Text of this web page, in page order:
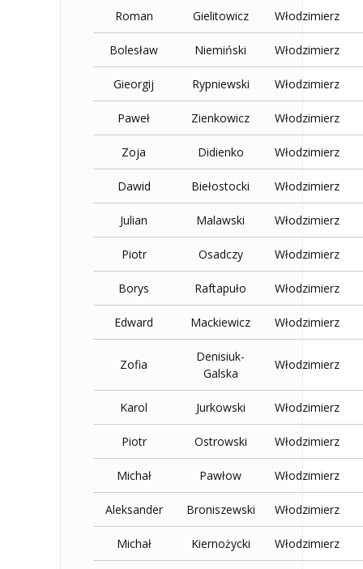
Roman Gielitowicz Włodzimierz
Bolesław Niemiński Włodzimierz
Gieorgij Rypniewski Włodzimierz
Paweł Zienkowicz Włodzimierz
Zoja Didienko Włodzimierz
Dawid Biełostocki Włodzimierz
Julian Malawski Włodzimierz
Piotr Osadczy Włodzimierz
Borys Raftapuło Włodzimierz
Edward Mackiewicz Włodzimierz
Zofia
Denisiuk-
Galska
Włodzimierz
Karol Jurkowski Włodzimierz
Piotr Ostrowski Włodzimierz
Michał Pawłow Włodzimierz
Aleksander Broniszewski Włodzimierz
Michał Kiernożycki Włodzimierz